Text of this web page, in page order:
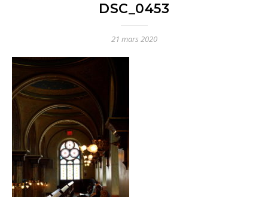
DSC_0453
21 mars 2020